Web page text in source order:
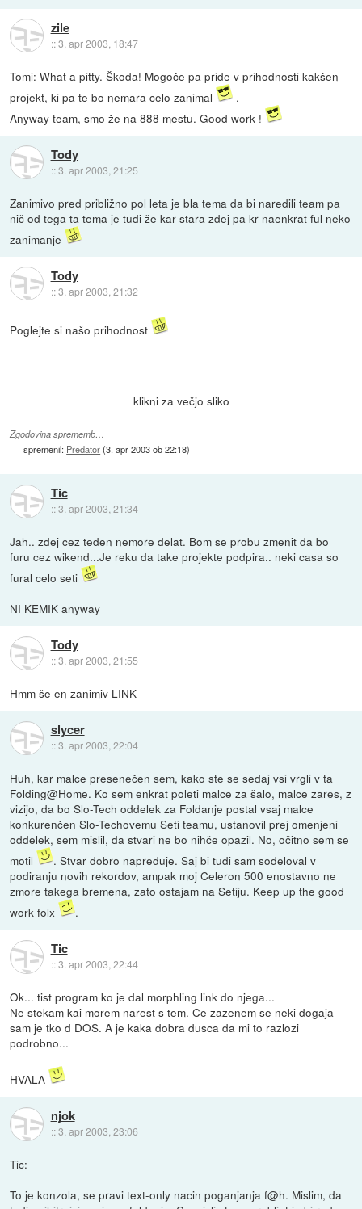
zile
::3. apr 2003, 18:47
Tomi: What a pitty. Škoda! Mogoče pa pride v prihodnosti kakšen
projekt, ki pa te bo nemara celo zanimal
.
Anyway team,smo že na 888 mestu. Good work !
Tody
::3. apr 2003, 21:25
Zanimivo pred približno pol leta je bla tema da bi naredili team pa
nič od tega ta tema je tudi že kar stara zdej pa kr naenkrat ful neko
zanimanje
Tody
::3. apr 2003, 21:32
Poglejte si našo prihodnost
klikni za večjo sliko
Zgodovina sprememb…
spremenil: Predator(3. apr 2003 ob 22:18)
Tic
::3. apr 2003, 21:34
Jah.. zdej cez teden nemore delat. Bom se probu zmenit da bo
furu cez wikend...Je reku da take projekte podpira.. neki casa so
fural celo seti
NI KEMIK anyway
Tody
::3. apr 2003, 21:55
Hmm še en zanimiv LINK
slycer
::3. apr 2003, 22:04
Huh, kar malce presenečen sem, kako ste se sedaj vsi vrgli v ta
Folding@Home. Ko sem enkrat poleti malce za šalo, malce zares, z
vizijo, da bo Slo-Tech oddelek za Foldanje postal vsaj malce
konkurenčen Slo-Techovemu Seti teamu, ustanovil prej omenjeni
oddelek, sem mislil, da stvari ne bo nihče opazil. No, očitno sem se
motil
. Stvar dobro napreduje. Saj bi tudi sam sodeloval v
podiranju novih rekordov, ampak moj Celeron 500 enostavno ne
zmore takega bremena, zato ostajam na Setiju. Keep up the good
work folx
.
Tic
::3. apr 2003, 22:44
Ok... tist program ko je dal morphling link do njega...
Ne stekam kai morem narest s tem. Ce zazenem se neki dogaja
sam je tko d DOS. A je kaka dobra dusca da mi to razlozi
podrobno...
HVALA
njok
::3. apr 2003, 23:06
Tic:
To je konzola, se pravi text-only nacin poganjanja f@h. Mislim, da